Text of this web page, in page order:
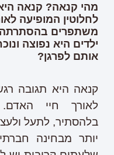
מהי קנאה? קנאה
לחלוטין המופיעה
משתפרים בהסתרתה
ילדים היא נפוצה
אותם לפרגן?
קנאה היא תגובה
לאורך חיי
בלהסתיר, לתעל
יותר מבחינה